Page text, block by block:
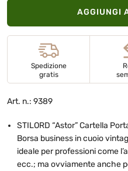
AGGIUNGI
Spedizione
gratis
Art. n.: 9389
STILORD “Astor” Cartella
Borsa business in cuoio
ideale per professioni come
ecc.; ma ovviamente anche